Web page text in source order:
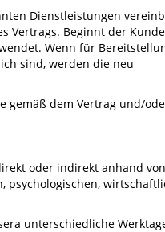
Dienstleistungen
Vertrags. Beginnt der
Wenn für
sind, werden die neu
gemäß dem Vertrag und/
oder indirekt anhand von
psychologischen,
unterschiedliche